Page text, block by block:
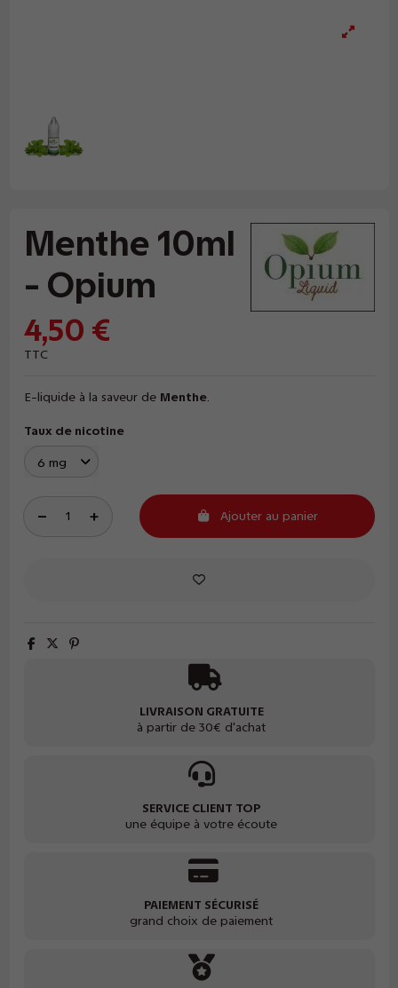
Menthe 10ml
- Opium
4,50 €
TTC
E-liquide à la saveur de Menthe.
Taux de nicotine
Ajouter au panier
LIVRAISON GRATUITE
à partir de 30€ d'achat
SERVICE CLIENT TOP
une équipe à votre écoute
PAIEMENT SÉCURISÉ
grand choix de paiement